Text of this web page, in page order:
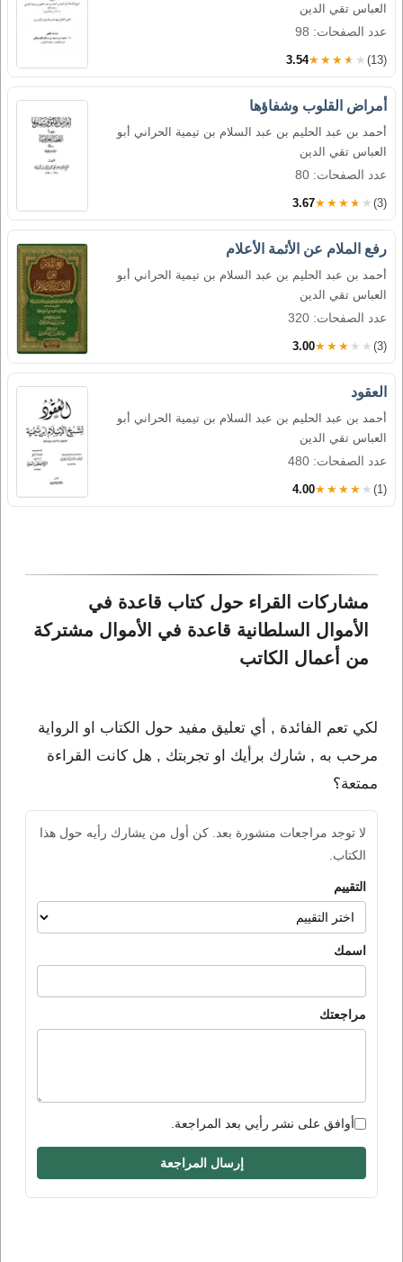
العباس تقي الدين
عدد الصفحات: 98
3.54★★★★★ (13)
أمراض القلوب وشفاؤها
أحمد بن عبد الحليم بن عبد السلام بن تيمية الحراني أبو
العباس تقي الدين
عدد الصفحات: 80
3.67★★★★★ (3)
رفع الملام عن الأئمة الأعلام
أحمد بن عبد الحليم بن عبد السلام بن تيمية الحراني أبو
العباس تقي الدين
عدد الصفحات: 320
3.00★★★★★ (3)
العقود
أحمد بن عبد الحليم بن عبد السلام بن تيمية الحراني أبو
العباس تقي الدين
عدد الصفحات: 480
4.00★★★★★ (1)
مشاركات القراء حول كتاب قاعدة في
الأموال السلطانية قاعدة في الأموال مشتركة
من أعمال الكاتب
لكي تعم الفائدة , أي تعليق مفيد حول الكتاب او الرواية
مرحب به , شارك برأيك او تجربتك , هل كانت القراءة
ممتعة؟
لا توجد مراجعات منشورة بعد. كن أول من يشارك رأيه حول هذا
الكتاب.
التقييم
اسمك
مراجعتك
أوافق على نشر رأيي بعد المراجعة.
إرسال المراجعة